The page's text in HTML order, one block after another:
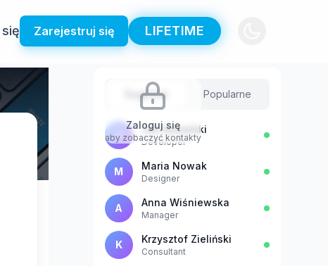
Zarejestruj się LIFETIME
Zaloguj się
aby zobaczyć kontakty
Sugestie Popularne
J Jan Kowalski
Developer
M Maria Nowak
Designer
A Anna Wiśniewska
Manager
K Krzysztof Zieliński
Consultant